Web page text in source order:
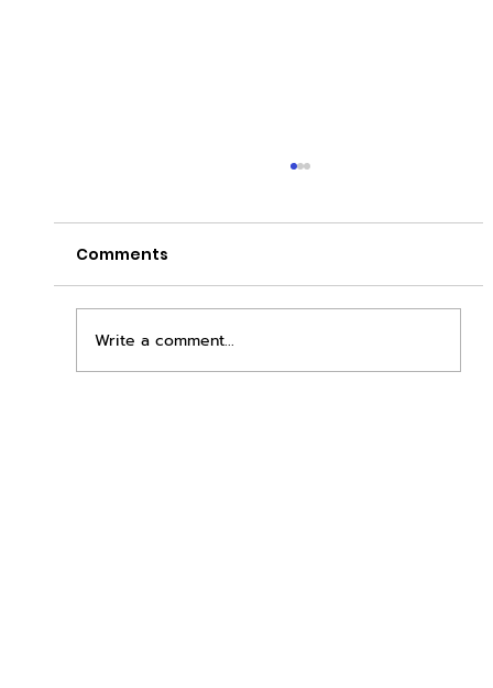
Comments
Write a comment...